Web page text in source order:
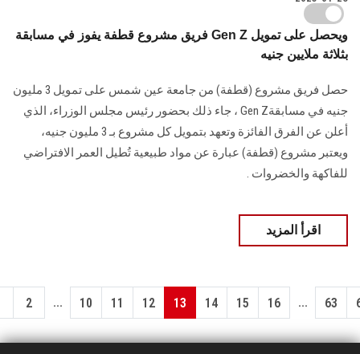
فريق مشروع قطفة يفوز في مسابقة Gen Z ويحصل على تمويل
بثلاثة ملايين جنيه
حصل فريق مشروع (قطفة)‏‎ ‎من جامعة عين شمس على تمويل 3 مليون
جنيه في ‏مسابقة‎ Gen Z‏، جاء ذلك بحضور رئيس مجلس الوزراء، الذي
أعلن عن الفرق الفائزة ‏وتعهد بتمويل كل مشروع بـ 3 مليون جنيه،
ويعتبر مشروع (قطفة) عبارة عن مواد طبيعية تُطيل العمر الافتراضي
للفاكهة والخضروات .
اقرأ المزيد
2 ... 10 11 12 13 14 15 16 ... 63